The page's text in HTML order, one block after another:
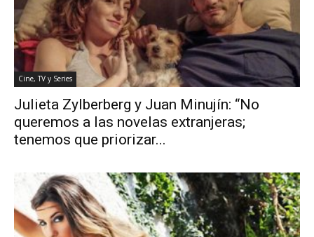
Cine, TV y Series
Julieta Zylberberg y Juan Minujín: “No
queremos a las novelas extranjeras;
tenemos que priorizar...